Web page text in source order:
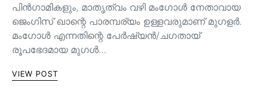
പിൻ‌ഗാമികളും, മാതൃത്വം വഴി മംഗോൾ നേതാവായ
ജെംഗിസ് ഖാന്റെ പാരമ്പര്യം ഉള്ളവരുമാണ്‌ മുഗളർ.
മംഗോൾ എന്നതിന്റെ പേർഷ്യൻ/ചഗതായ്
രൂപഭേദമായ മുഗൾ…
VIEW POST